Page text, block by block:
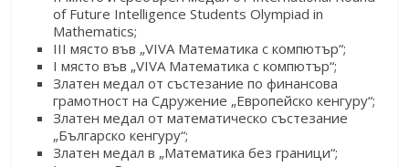
of Future Intelligence Students Olympiad in
Mathematics;
III място във „VIVA Математика с компютър“;
I място във „VIVA Математика с компютър“;
Златен медал от състезание по финансова
грамотност на Сдружение „Европейско кенгуру“;
Златен медал от математическо състезание
„Българско кенгуру“;
Златен медал в „Математика без граници“;